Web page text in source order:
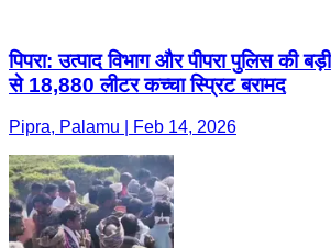
पिपरा: उत्पाद विभाग और पीपरा पुलिस की बड़ी
से 18,880 लीटर कच्चा स्प्रिट बरामद
Pipra, Palamu | Feb 14, 2026